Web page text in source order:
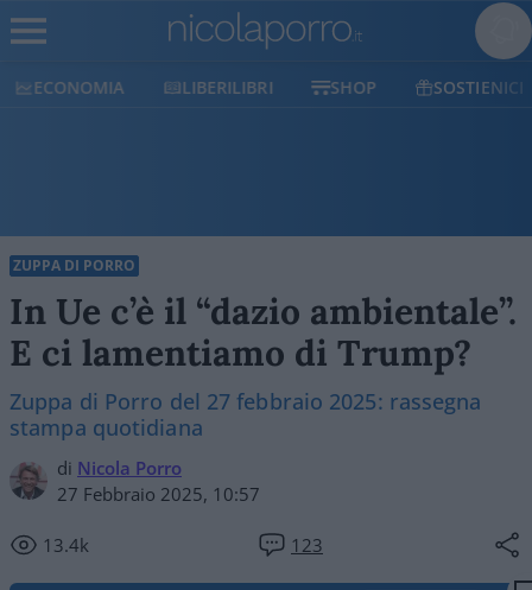
ECONOMIA LIBERILIBRI SHOP SOSTIENICI
ZUPPA DI PORRO
In Ue c’è il “dazio ambientale”.
E ci lamentiamo di Trump?
Zuppa di Porro del 27 febbraio 2025: rassegna
stampa quotidiana
di Nicola Porro
27 Febbraio 2025, 10:57
13.4k 123